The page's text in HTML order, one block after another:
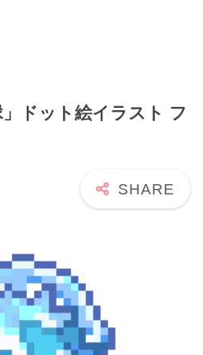
ドット絵イラスト フ